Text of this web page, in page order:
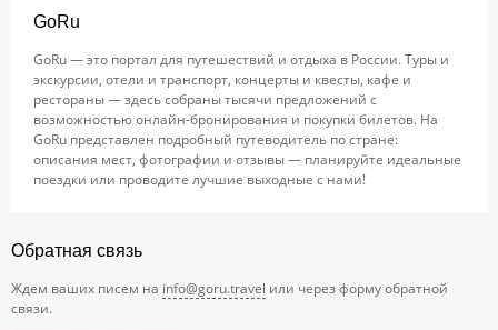
GoRu
GoRu — это портал для путешествий и отдыха в России. Туры и
экскурсии, отели и транспорт, концерты и квесты, кафе и
рестораны — здесь собраны тысячи предложений с
возможностью онлайн-бронирования и покупки билетов. На
GoRu представлен подробный путеводитель по стране:
описания мест, фотографии и отзывы — планируйте идеальные
поездки или проводите лучшие выходные с нами!
Обратная связь
Ждем ваших писем на info@goru.travel или через форму обратной
связи.